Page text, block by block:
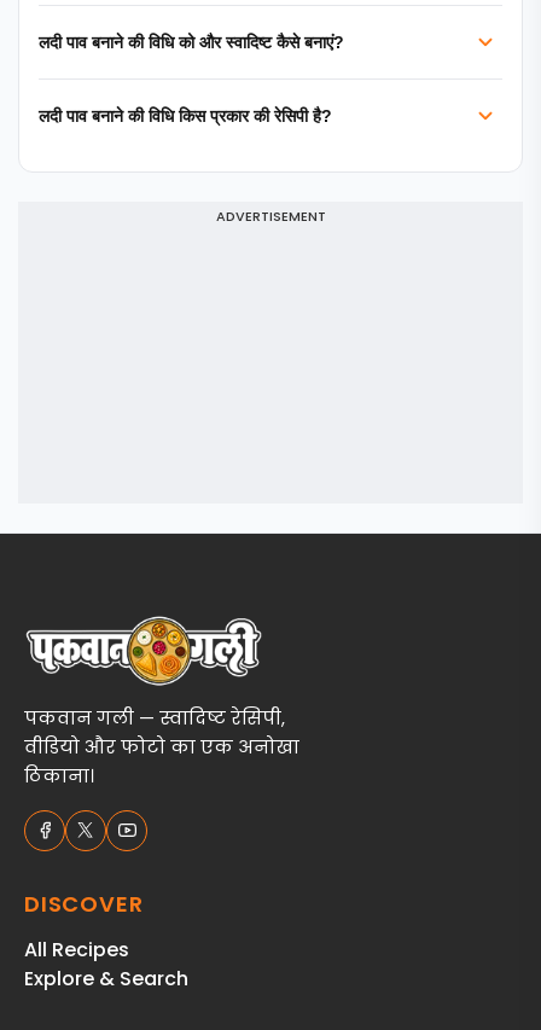
लदी पाव बनाने की विधि को और स्वादिष्ट कैसे बनाएं?
लदी पाव बनाने की विधि किस प्रकार की रेसिपी है?
ADVERTISEMENT
पकवान गली — स्वादिष्ट रेसिपी,
वीडियो और फोटो का एक अनोखा
ठिकाना।
DISCOVER
All Recipes
Explore & Search